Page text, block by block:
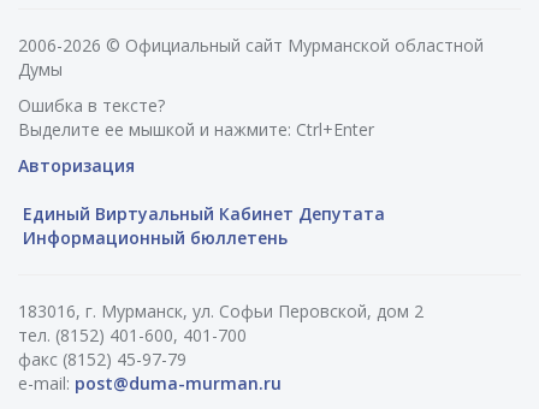
2006-2026 © Официальный сайт Мурманской областной
Думы
Ошибка в тексте?
Выделите ее мышкой и нажмите: Ctrl+Enter
Авторизация
Единый Виртуальный Кабинет Депутата
Информационный бюллетень
183016, г. Мурманск, ул. Софьи Перовской, дом 2
тел. (8152) 401-600, 401-700
факс (8152) 45-97-79
e-mail: post@duma-murman.ru